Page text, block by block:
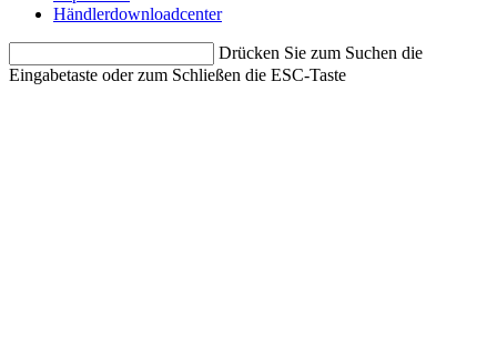
Händlerdownloadcenter
Drücken Sie zum Suchen die
Eingabetaste oder zum Schließen die ESC-Taste